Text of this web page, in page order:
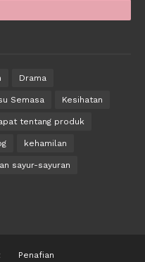
Drama
Semasa Kesihatan
tentang produk
kehamilan
sayur-sayuran
Penafian